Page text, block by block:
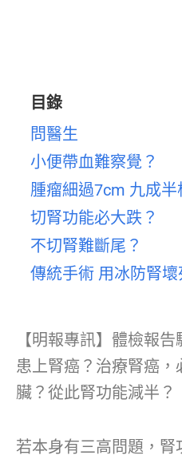
目錄
問醫生
小便帶血難察覺？
腫瘤細過7cm 九成半
切腎功能必大跌？
不切腎難斷尾？
傳統手術 用冰防腎壞
【明報專訊】體檢報
患上腎癌？治療腎癌
臟？從此腎功能減半？
若本身有三高問題，